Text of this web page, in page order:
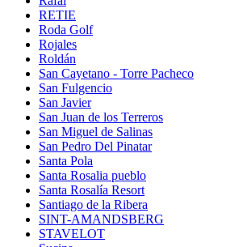
RETIE
Roda Golf
Rojales
Roldán
San Cayetano - Torre Pacheco
San Fulgencio
San Javier
San Juan de los Terreros
San Miguel de Salinas
San Pedro Del Pinatar
Santa Pola
Santa Rosalia pueblo
Santa Rosalía Resort
Santiago de la Ribera
SINT-AMANDSBERG
STAVELOT